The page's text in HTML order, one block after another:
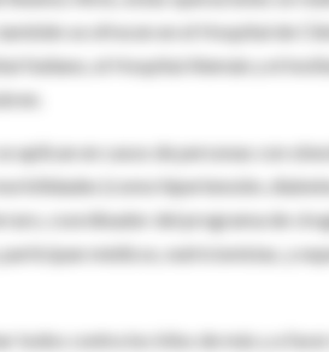
también se ofrecen en el Hospital de
Italiano, el Hospital Alemán y el
se aplican en casos de personas con
(como hipertensión,
coordinador del programa de
participan médicos, nutricionistas, y
todos contra los kilos de más y a